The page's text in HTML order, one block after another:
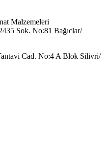
Malzemeleri
Sok. No:81 Bağıclar/
Cad. No:4 A Blok Silivri/